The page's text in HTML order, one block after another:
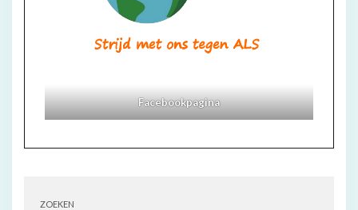
Facebookpagina
ZOEKEN